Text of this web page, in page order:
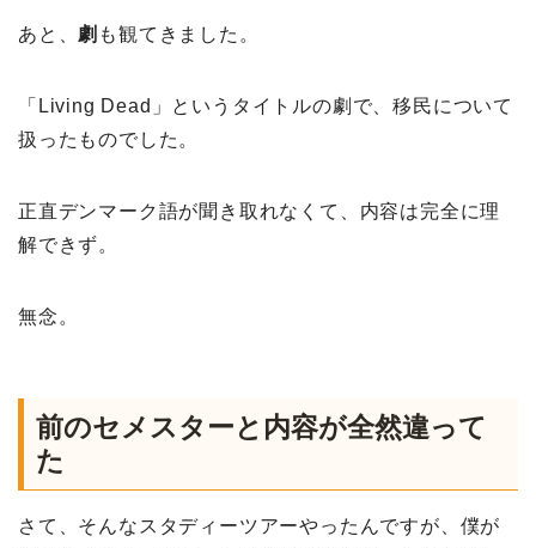
あと、 劇 も観てきました。
「Living Dead」というタイトルの劇で、移民について
扱ったものでした。
正直デンマーク語が聞き取れなくて、内容は完全に理
解できず。
無念。
前のセメスターと内容が全然違って
た
さて、そんなスタディーツアーやったんですが、僕が